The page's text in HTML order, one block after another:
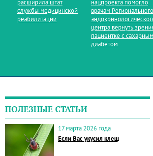
расширила штат
службы медицинской
реабилитации
нацпроекта помогло
врачам Регионального
центра вернуть
пациентке с сахарным
диабетом
ПОЛЕЗНЫЕ СТАТЬИ
17 марта 2026 года
Если Вас укусил клещ